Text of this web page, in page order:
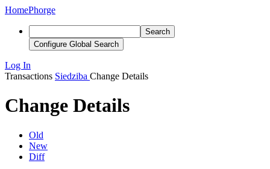
HomePhorge
Search
Configure Global Search
Log In
Transactions Siedziba Change Details
Change Details
Old
New
Diff